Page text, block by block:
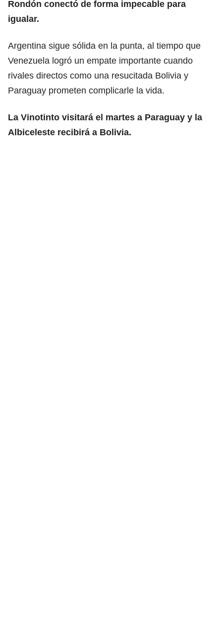
Rondón conectó de forma impecable para
igualar.
Argentina sigue sólida en la punta, al tiempo que
Venezuela logró un empate importante cuando
rivales directos como una resucitada Bolivia y
Paraguay prometen complicarle la vida.
La Vinotinto visitará el martes a Paraguay y la
Albiceleste recibirá a Bolivia.